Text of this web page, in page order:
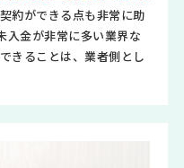
約ができる点も非常に助
入金が非常に多い業界な
きることは、業者側とし